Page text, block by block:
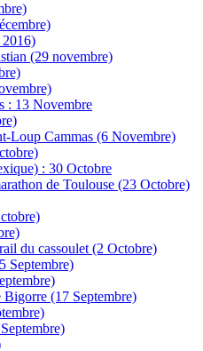
(29 novembre)
: 13 Novembre
Loup Cammas (6 Novembre)
: 30 Octobre
de Toulouse (23 Octobre)
du cassoulet (2 Octobre)
Septembre)
(17 Septembre)